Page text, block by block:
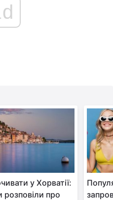
у Хорватії:
розповіли про